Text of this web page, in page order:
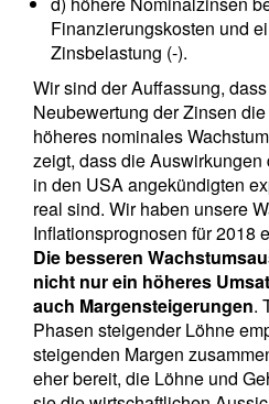
Finanzierungskosten und
Zinsbelastung (-).
Wir sind der Auffassung,
Neubewertung der Zinsen
höheres nominales
zeigt, dass die
in den USA angekündigten
real sind. Wir haben unsere
Inflationsprognosen für 2018
Die besseren
nicht nur ein höheres
auch Margensteigerungen.
Phasen steigender Löhne
steigenden Margen
eher bereit, die Löhne und